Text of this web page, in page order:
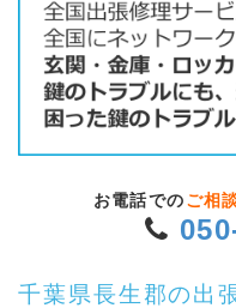
お電話での ご相
千葉県長生郡の出